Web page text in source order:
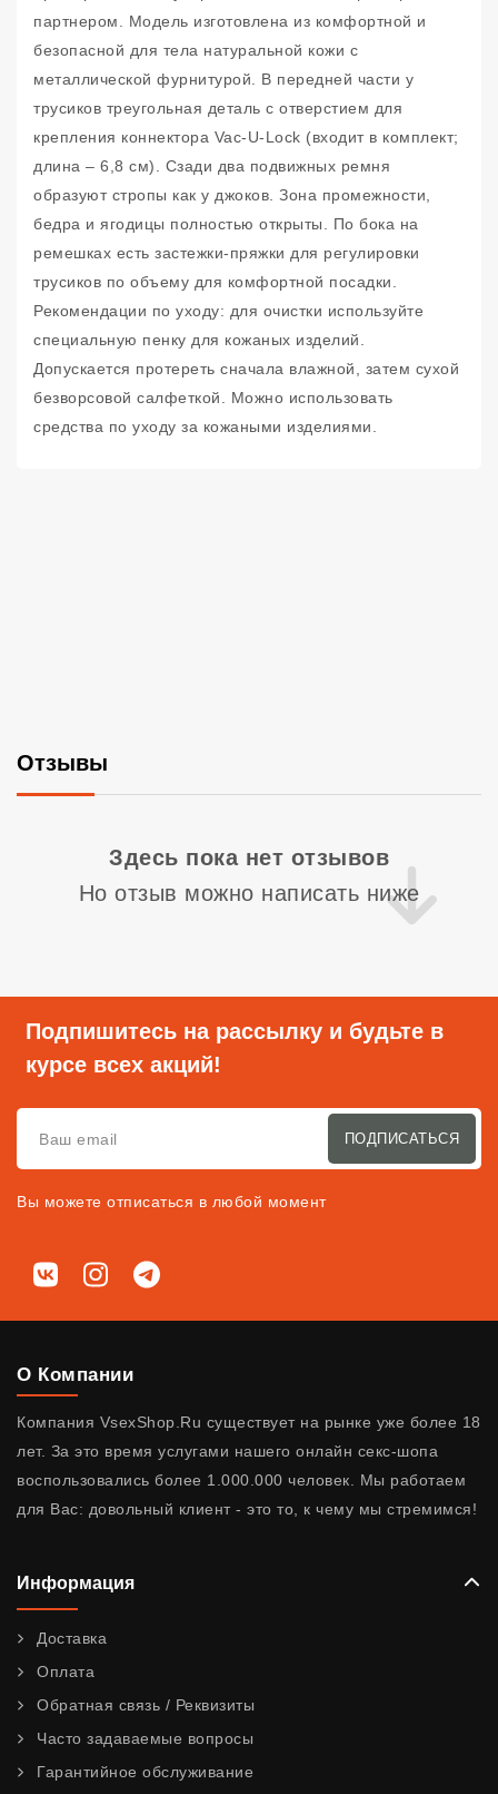
партнером. Модель изготовлена из комфортной и
безопасной для тела натуральной кожи с
металлической фурнитурой. В передней части у
трусиков треугольная деталь с отверстием для
крепления коннектора Vac-U-Lock (входит в комплект;
длина – 6,8 см). Сзади два подвижных ремня
образуют стропы как у джоков. Зона промежности,
бедра и ягодицы полностью открыты. По бока на
ремешках есть застежки-пряжки для регулировки
трусиков по объему для комфортной посадки.
Рекомендации по уходу: для очистки используйте
специальную пенку для кожаных изделий.
Допускается протереть сначала влажной, затем сухой
безворсовой салфеткой. Можно использовать
средства по уходу за кожаными изделиями.
Отзывы
Здесь пока нет отзывов
Но отзыв можно написать ниже
Подпишитесь на рассылку и будьте в
курсе всех акций!
ПОДПИСАТЬСЯ
Вы можете отписаться в любой момент
Мы в соц. сетях
ВКонтактеInstagramTelegram
О Компании
Компания VsexShop.Ru существует на рынке уже более 18
лет. За это время услугами нашего онлайн секс-шопа
воспользовались более 1.000.000 человек. Мы работаем
для Вас: довольный клиент - это то, к чему мы стремимся!
Информация
Доставка
Оплата
Обратная связь / Реквизиты
Часто задаваемые вопросы
Гарантийное обслуживание